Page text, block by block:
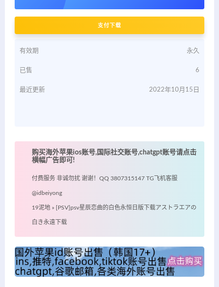
支付下载
有效期 永久
已售 6
最近更新 2022年10月15日
购买海外苹果ios账号,国际社交账号,chatgpt账号请点击
横幅广告即可!
付费服务 非诚勿扰 谢谢！QQ 3807315147 TG飞机客服
@idbeiyong
19泥地 » [PSV]psv星辰恋曲的白色永恒日版下载アストラエアの
白き永遠下载